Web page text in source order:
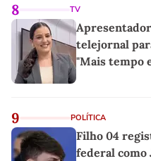
8 TV
telejornal
"Mais tempo
9 POLÍTICA
Filho 04
federal como